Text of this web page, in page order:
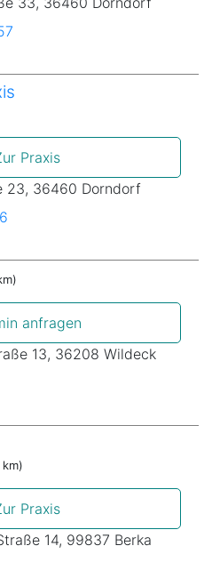
Praxis
23, 36460 Dorndorf
anfragen
13, 36208 Wildeck
Praxis
14, 99837 Berka